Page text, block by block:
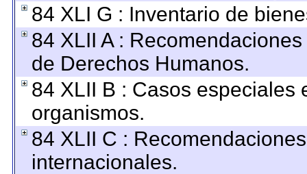
84 XLI G : Inventario de
84 XLII A :
de Derechos Humanos.
84 XLII B : Casos especiales
organismos.
84 XLII C :
internacionales.